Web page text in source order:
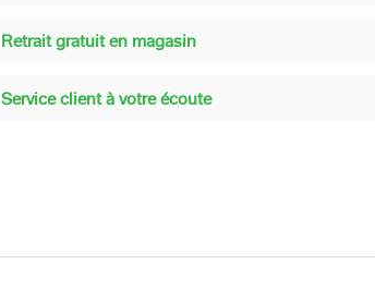
Retrait gratuit en magasin
Service client à votre écoute